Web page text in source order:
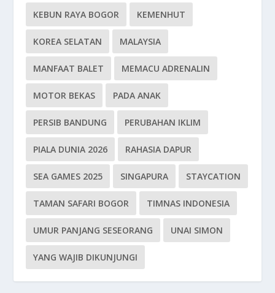
KEBUN RAYA BOGOR KEMENHUT
KOREA SELATAN MALAYSIA
MANFAAT BALET MEMACU ADRENALIN
MOTOR BEKAS PADA ANAK
PERSIB BANDUNG PERUBAHAN IKLIM
PIALA DUNIA 2026 RAHASIA DAPUR
SEA GAMES 2025 SINGAPURA STAYCATION
TAMAN SAFARI BOGOR TIMNAS INDONESIA
UMUR PANJANG SESEORANG UNAI SIMON
YANG WAJIB DIKUNJUNGI